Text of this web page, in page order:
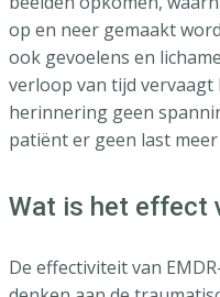
op en neer gemaakt
ook gevoelens en
verloop van tijd vervaagt
herinnering geen
patiënt er geen last
Wat is het effect
De effectiviteit van